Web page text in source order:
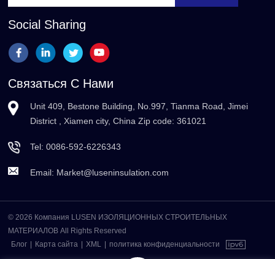
Social Sharing
Связаться С Нами
Unit 409, Bestone Building, No.997, Tianma Road, Jimei
District , Xiamen city, China Zip code: 361021
Tel:0086-592-6226343
Email: Market@luseninsulation.com
© 2026 Компания LUSEN ИЗОЛЯЦИОННЫХ СТРОИТЕЛЬНЫХ
МАТЕРИАЛОВ All Rights Reserved
Блог
Карта сайта XML политика конфиденциальности